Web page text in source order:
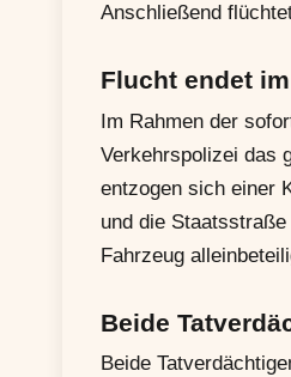
Anschließend
Flucht endet
Im Rahmen der
Verkehrspolizei das
entzogen sich einer
und die
Fahrzeug
Beide
Beide